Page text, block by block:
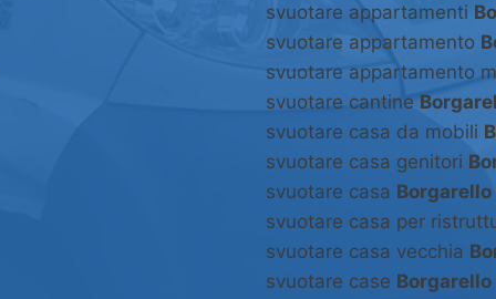
svuotare appartamenti
svuotare appartamento
svuotare appartamento
svuotare cantine
svuotare casa da mobili
svuotare casa genitori
svuotare casa Borgarello
svuotare casa per
svuotare casa vecchia
svuotare case Borgarello